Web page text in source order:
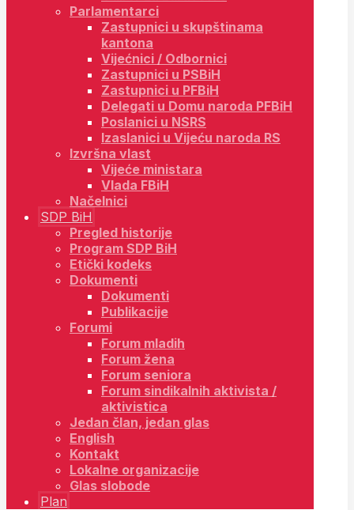
Parlamentarci
Zastupnici u skupštinama
kantona
Vijećnici / Odbornici
Zastupnici u PSBiH
Zastupnici u PFBiH
Delegati u Domu naroda PFBiH
Poslanici u NSRS
Izaslanici u Vijeću naroda RS
Izvršna vlast
Vijeće ministara
Vlada FBiH
Načelnici
SDP BiH
Pregled historije
Program SDP BiH
Etički kodeks
Dokumenti
Dokumenti
Publikacije
Forumi
Forum mladih
Forum žena
Forum seniora
Forum sindikalnih aktivista /
aktivistica
Jedan član, jedan glas
English
Kontakt
Lokalne organizacije
Glas slobode
Plan